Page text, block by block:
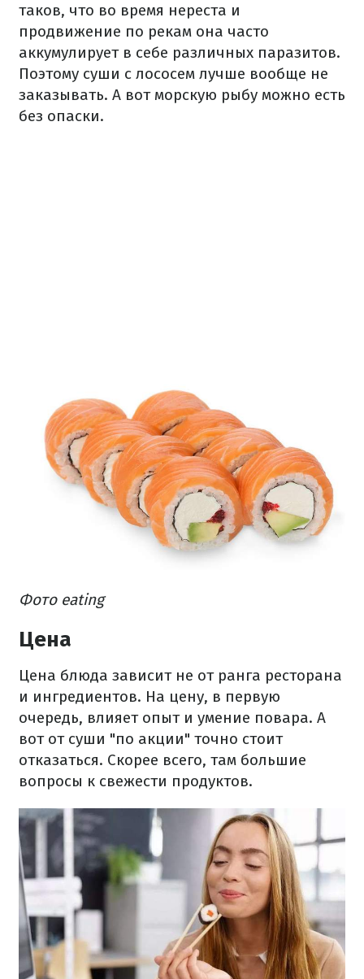
таков, что во время нереста и
продвижение по рекам она часто
аккумулирует в себе различных паразитов.
Поэтому суши с лососем лучше вообще не
заказывать. А вот морскую рыбу можно есть
без опаски.
Фото eating
Цена
Цена блюда зависит не от ранга ресторана
и ингредиентов. На цену, в первую
очередь, влияет опыт и умение повара. А
вот от суши "по акции" точно стоит
отказаться. Скорее всего, там большие
вопросы к свежести продуктов.